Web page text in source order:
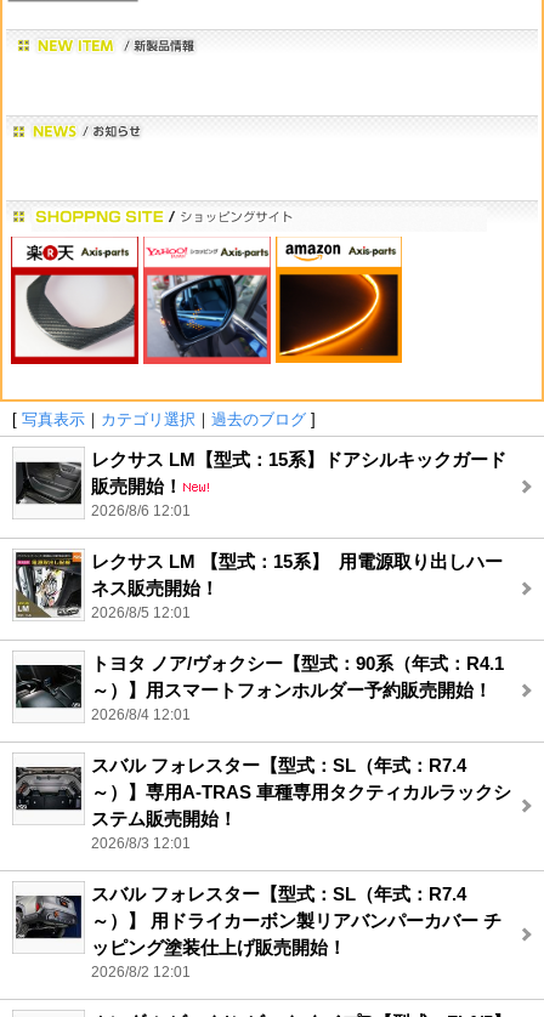
[ 写真表示 ｜ カテゴリ選択 ｜ 過去のブログ ]
レクサス LM【型式：15系】ドアシルキックガード
販売開始！
2026/8/6 12:01
レクサス LM 【型式：15系】 用電源取り出しハー
ネス販売開始！
2026/8/5 12:01
トヨタ ノア/ヴォクシー【型式：90系（年式：R4.1
～）】用スマートフォンホルダー予約販売開始！
2026/8/4 12:01
スバル フォレスター【型式：SL（年式：R7.4
～）】専用A-TRAS 車種専用タクティカルラックシ
ステム販売開始！
2026/8/3 12:01
スバル フォレスター【型式：SL（年式：R7.4
～）】 用ドライカーボン製リアバンパーカバー チ
ッピング塗装仕上げ販売開始！
2026/8/2 12:01